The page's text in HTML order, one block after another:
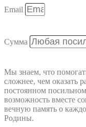
Email
Сумма
Мы знаем, что
сложнее, чем оказать
постоянном
возможность вместе
вечную память о
Родины.